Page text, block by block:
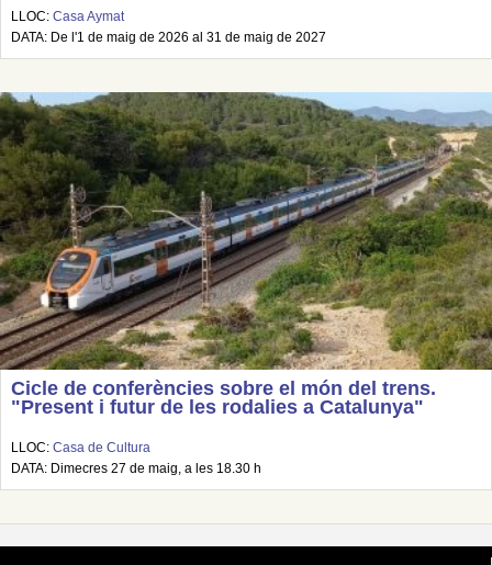
LLOC: Casa Aymat
DATA: De l'1 de maig de 2026 al 31 de maig de 2027
Cicle de conferències sobre el món del trens.
"Present i futur de les rodalies a Catalunya"
LLOC: Casa de Cultura
DATA: Dimecres 27 de maig, a les 18.30 h